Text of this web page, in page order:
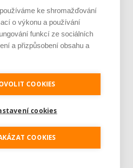
Asi
sdružuje
federace
přeloží asi
přes půl
ke shromažďování
o výkonu a používání
funkcí ze sociálních
a přizpůsobení obsahu a
COOKIES
cookies
COOKIES